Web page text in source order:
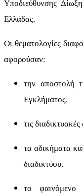
Υποδιεύθυνσης
Ελλάδας.
Οι θεματολογίες
αφορούσαν:
την αποστολή
Εγκλήματος.
τις
τα αδικήματα
διαδικτύου.
το φαινόμενο